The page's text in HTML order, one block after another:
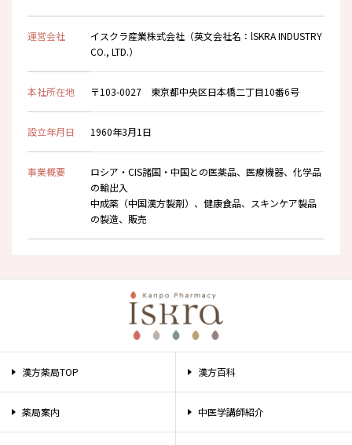
運営会社
イスクラ産業株式会社（英文会社名：lSKRA INDUSTRY
CO., LTD.）
本社所在地 〒103-0027 東京都中央区日本橋二丁目10番6号
設立年月日 1960年3月1日
事業概要
ロシア・CIS諸国・中国との医薬品、医療機器、化学品
の輸出入
中成薬（中国漢方製剤）、健康食品、スキンケア製品
の製造、販売
漢方薬局TOP 漢方百科
薬局案内 中医学講師紹介